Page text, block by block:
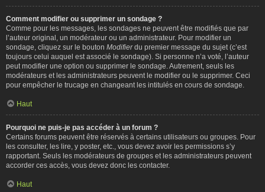
Comment modifier ou supprimer un sondage ?
Comme pour les messages, les sondages ne peuvent être modifiés que par
l’auteur original, un modérateur ou un administrateur. Pour modifier un
sondage, cliquez sur le bouton Modifierdu premier message du sujet (c’est
toujours celui auquel est associé le sondage). Si personne n’a voté, l’auteur
peut modifier une option ou supprimer le sondage. Autrement, seuls les
modérateurs et les administrateurs peuvent le modifier ou le supprimer. Ceci
pour empêcher le trucage en changeant les intitulés en cours de sondage.
Haut
Pourquoi ne puis-je pas accéder à un forum ?
Certains forums peuvent être réservés à certains utilisateurs ou groupes. Pour
les consulter, les lire, y poster, etc., vous devez avoir les permissions s’y
rapportant. Seuls les modérateurs de groupes et les administrateurs peuvent
accorder ces accès, vous devez donc les contacter.
Haut